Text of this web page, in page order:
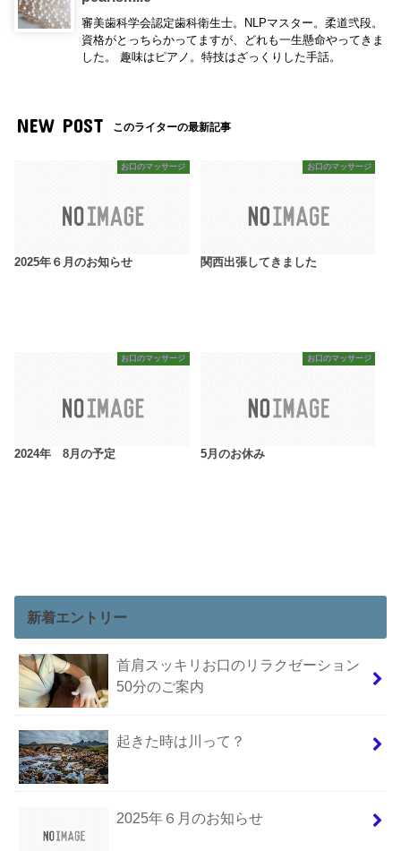
審美歯科学会認定歯科衛生士。NLPマスター。柔道弐段。
資格がとっちらかってますが、どれも一生懸命やってきま
した。 趣味はピアノ。特技はざっくりした手話。
NEW POST このライターの最新記事
お口のマッサージ
2025年６月のお知らせ
お口のマッサージ
関西出張してきました
お口のマッサージ
2024年 8月の予定
お口のマッサージ
5月のお休み
新着エントリー
首肩スッキリお口のリラクゼーション
50分のご案内
起きた時は川って？
2025年６月のお知らせ